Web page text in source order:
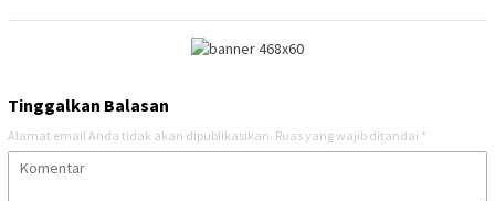
Tinggalkan Balasan
Alamat email Anda tidak akan dipublikasikan. Ruas yang wajib ditandai *